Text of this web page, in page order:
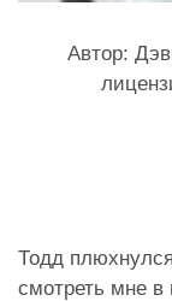
Автор:
Тодд
смотреть мне в